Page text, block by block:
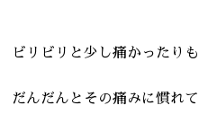
ビリビリと少し痛かったり
だんだんとその痛みに慣れ